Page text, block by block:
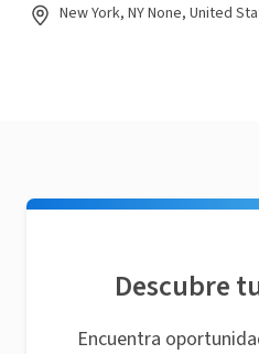
New York, NY None, United
Descubre
Encuentra